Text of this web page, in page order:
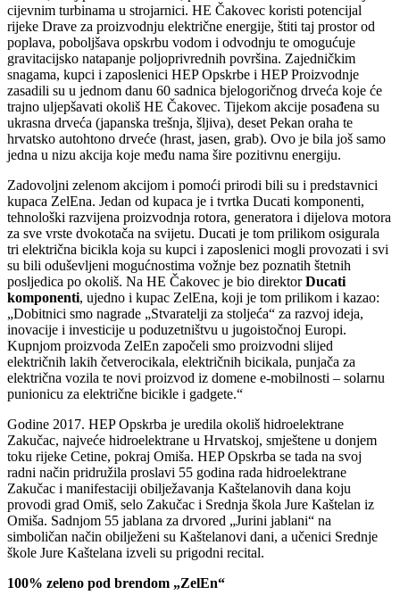
cijevnim turbinama u strojarnici. HE Čakovec koristi potencijal
rijeke Drave za proizvodnju električne energije, štiti taj prostor od
poplava, poboljšava opskrbu vodom i odvodnju te omogućuje
gravitacijsko natapanje poljoprivrednih površina. Zajedničkim
snagama, kupci i zaposlenici HEP Opskrbe i HEP Proizvodnje
zasadili su u jednom danu 60 sadnica bjelogoričnog drveća koje će
trajno uljepšavati okoliš HE Čakovec. Tijekom akcije posađena su
ukrasna drveća (japanska trešnja, šljiva), deset Pekan oraha te
hrvatsko autohtono drveće (hrast, jasen, grab). Ovo je bila još samo
jedna u nizu akcija koje među nama šire pozitivnu energiju.
Zadovoljni zelenom akcijom i pomoći prirodi bili su i predstavnici
kupaca ZelEna. Jedan od kupaca je i tvrtka Ducati komponenti,
tehnološki razvijena proizvodnja rotora, generatora i dijelova motora
za sve vrste dvokotača na svijetu. Ducati je tom prilikom osigurala
tri električna bicikla koja su kupci i zaposlenici mogli provozati i svi
su bili oduševljeni mogućnostima vožnje bez poznatih štetnih
posljedica po okoliš. Na HE Čakovec je bio direktorDucati
komponenti, ujedno i kupac ZelEna, koji je tom prilikom i kazao:
„Dobitnici smo nagrade „Stvaratelji za stoljeća“ za razvoj ideja,
inovacije i investicije u poduzetništvu u jugoistočnoj Europi.
Kupnjom proizvoda ZelEn započeli smo proizvodni slijed
električnih lakih četverocikala, električnih bicikala, punjača za
električna vozila te novi proizvod iz domene e-mobilnosti – solarnu
punionicu za električne bicikle i gadgete.“
Godine 2017. HEP Opskrba je uredila okoliš hidroelektrane
Zakučac, najveće hidroelektrane u Hrvatskoj, smještene u donjem
toku rijeke Cetine, pokraj Omiša. HEP Opskrba se tada na svoj
radni način pridružila proslavi 55 godina rada hidroelektrane
Zakučac i manifestaciji obilježavanja Kaštelanovih dana koju
provodi grad Omiš, selo Zakučac i Srednja škola Jure Kaštelan iz
Omiša. Sadnjom 55 jablana za drvored „Jurini jablani“ na
simboličan način obilježeni su Kaštelanovi dani, a učenici Srednje
škole Jure Kaštelana izveli su prigodni recital.
100% zeleno pod brendom „ZelEn“